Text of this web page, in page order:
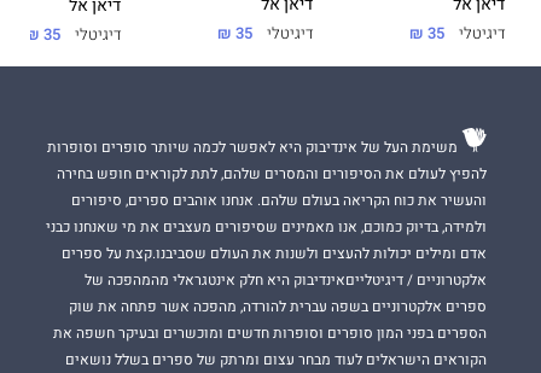
מפנימה את זה אבל יגיע הרגע שבו היא תבין שהיא נולדה להיות
להישרף בלהבותמאת סופרת רבי המכרדיאן אלהוא רומן עכשווי
על ראש הקרטל שישרוף את העולם כדי להוכיח לבת של האויב שלו
שהיא נועדה להיות אשתו.
זהו הספר השלישי בטרילוגייתלהבות. קדם לו,לשרוף את העולם
הספר הראשון בטרילוגיה,לשרוף את הים, עומד כספר יחיד שניתן
לקרוא בנפרד. דיאן אל כתבה יותר מעשרים רבי מכר. כולם יצאו לאור
בהוצאתיהלומים.
דיאן אל
דיגיטלי 35 ₪
דיאן אל
דיגיטלי 35 ₪
דיאן אל
דיגיטלי 35 ₪
משימת העל של אינדיבוק היא לאפשר לכמה שיותר סופרים וסופרות
להפיץ לעולם את הסיפורים והמסרים שלהם, לתת לקוראים חופש בחירה
והעשיר את כוח הקריאה בעולם שלהם. אנחנו אוהבים ספרים, סיפורים
ולמידה, בדיוק כמוכם, אנו מאמינים שסיפורים מעצבים את מי שאנחנו כבני
אדם ומילים יכולות להעצים ולשנות את העולם שסביבנו.קצת על ספרים
אלקטרוניים / דיגיטלייםאינדיבוק היא חלק אינטגראלי מהמהפכה של
ספרים אלקטרוניים בשפה עברית להורדה, מהפכה אשר פתחה את שוק
הספרים בפני המון סופרים וסופרות חדשים ומוכשרים ובעיקר חשפה את
הקוראים הישראלים לעוד מבחר עצום ומרתק של ספרים בשלל נושאים